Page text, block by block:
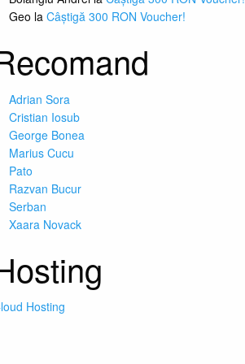
Geo laCâștigă 300 RON Voucher!
Adrian Sora
Cristian Iosub
George Bonea
Marius Cucu
Pato
Razvan Bucur
Serban
Xaara Novack
Hosting